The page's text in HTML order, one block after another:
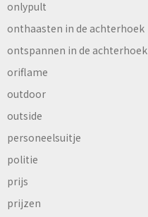
onlypult
onthaasten in de achterhoek
ontspannen in de achterhoek
oriflame
outdoor
outside
personeelsuitje
politie
prijs
prijzen